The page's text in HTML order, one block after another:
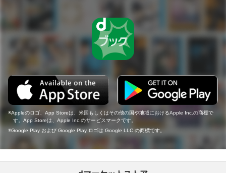
Appleのロゴ、App Storeは、米国もしくはその他の国や地域におけるApple Inc.の商標で
す。App Storeは、Apple Inc.のサービスマークです。
Google Play および Google Play ロゴは Google LLC の商標です。